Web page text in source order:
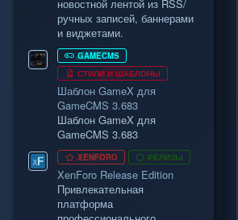
новостной лентой из RSS/
ручных записей, баннерами
и виджетами.
GAMECMS
СТИЛИ И ШАБЛОНЫ
Шаблон GameX для
GameCMS 3.683
Шаблон GameX для
GameCMS 3.683
XENFORO РЕЛИЗЫ
XenForo Release Edition
Привлекательная
платформа